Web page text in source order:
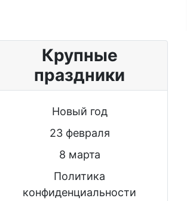
Крупные
праздники
Новый год
23 февраля
8 марта
Политика
конфиденциальности